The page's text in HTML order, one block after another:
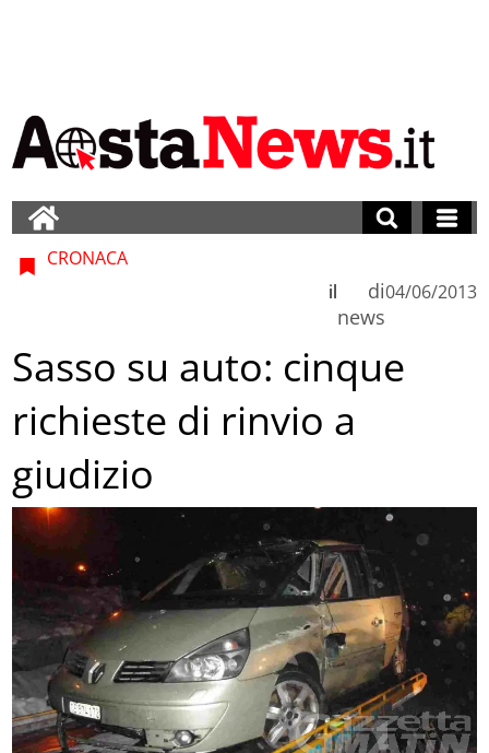
CRONACA
di
news
il 04/06/2013
Sasso su auto: cinque
richieste di rinvio a
giudizio